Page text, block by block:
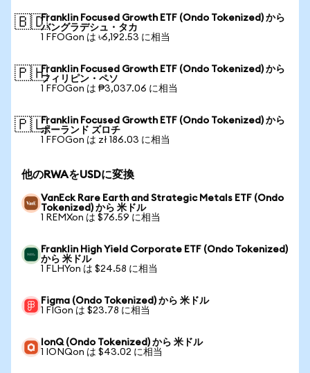
🇧🇩Franklin Focused Growth ETF (Ondo Tokenized) から
バングラデシュ・タカ
1 FFOGon は ৳6,192.53 に相当
🇵🇭Franklin Focused Growth ETF (Ondo Tokenized) から
フィリピン・ペソ
1 FFOGon は ₱3,037.06 に相当
🇵🇱Franklin Focused Growth ETF (Ondo Tokenized) から
ポーランド ズロチ
1 FFOGon は zł 186.03 に相当
他のRWAをUSDに変換
VanEck Rare Earth and Strategic Metals ETF (Ondo
Tokenized) から 米ドル
1 REMXon は $76.59 に相当
Franklin High Yield Corporate ETF (Ondo Tokenized)
から 米ドル
1 FLHYon は $24.58 に相当
Figma (Ondo Tokenized) から 米ドル
1 FIGon は $23.78 に相当
IonQ (Ondo Tokenized) から 米ドル
1 IONQon は $43.02 に相当